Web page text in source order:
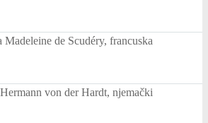
Madeleine de Scudéry, francuska
von der Hardt, njemački